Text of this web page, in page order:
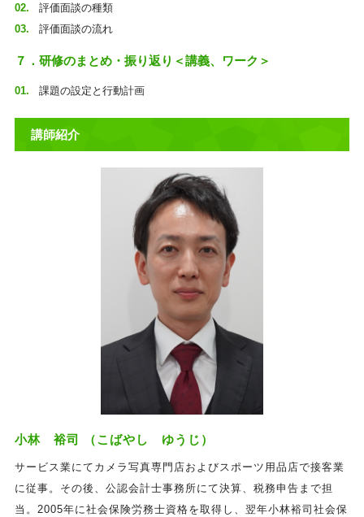
評価面談の種類
評価面談の流れ
７．研修のまとめ・振り返り＜講義、ワーク＞
課題の設定と行動計画
講師紹介
小林 裕司 （こばやし ゆうじ）
サービス業にてカメラ写真専門店およびスポーツ用品店で接客業
に従事。その後、公認会計士事務所にて決算、税務申告まで担
当。2005年に社会保険労務士資格を取得し、翌年小林裕司社会保